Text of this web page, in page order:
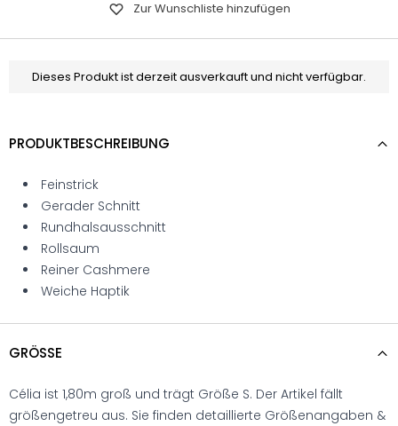
Zur Wunschliste hinzufügen
Dieses Produkt ist derzeit ausverkauft und nicht verfügbar.
PRODUKTBESCHREIBUNG
Feinstrick
Gerader Schnitt
Rundhalsausschnitt
Rollsaum
Reiner Cashmere
Weiche Haptik
GRÖSSE
Célia ist 1,80m groß und trägt Größe S. Der Artikel fällt
größengetreu aus. Sie finden detaillierte Größenangaben &